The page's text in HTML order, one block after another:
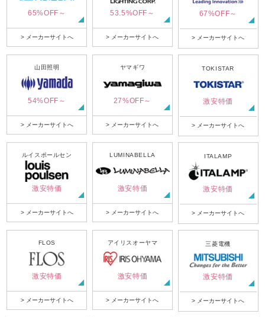
65%OFF～
> メーカーサイトへ
53.5%OFF～
> メーカーサイトへ
67%OFF～
> メーカーサイトへ
山田照明
54%OFF～
> メーカーサイトへ
ヤマギワ
27%OFF～
> メーカーサイトへ
TOKISTAR
激安特価
> メーカーサイトへ
ルイスポールセン
激安特価
> メーカーサイトへ
LUMINABELLA
激安特価
> メーカーサイトへ
ITALAMP
激安特価
> メーカーサイトへ
FLOS
激安特価
> メーカーサイトへ
アイリスオーヤマ
激安特価
> メーカーサイトへ
三菱電機
激安特価
> メーカーサイトへ